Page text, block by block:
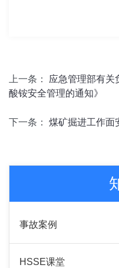
上一条： 应急管理部有关
酸铵安全管理的通知》
下一条： 煤矿掘进工作面
事故案例
HSSE课堂